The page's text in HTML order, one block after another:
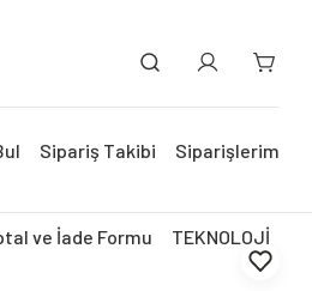
Siparişlerim
Sipariş Takibi
TEKNOLOJİ
ve İade Formu